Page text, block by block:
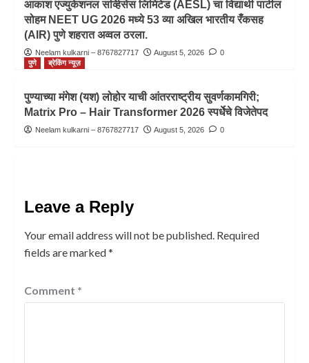
आकाश एज्युकेशनल सर्व्हिसेस लिमिटेड (AESL) चा विद्यार्थी पाटील
सोहम NEET UG 2026 मध्ये 53 व्या अखिल भारतीय रँकसह
(AIR) पुणे शहरात अव्वल ठरला.
Neelam kulkarni – 8767827717 August 5, 2026
0
पुणे
ब्रेकिंग न्यूज़
पुण्याच्या मंगेश (यश) लोहोर याची आंतरराष्ट्रीय सुवर्णकामगिरी;
Matrix Pro – Hair Transformer 2026 स्पर्धेचे विजेतेपद
Neelam kulkarni – 8767827717 August 5, 2026 0
Leave a Reply
Your email address will not be published. Required
fields are marked*
Comment *